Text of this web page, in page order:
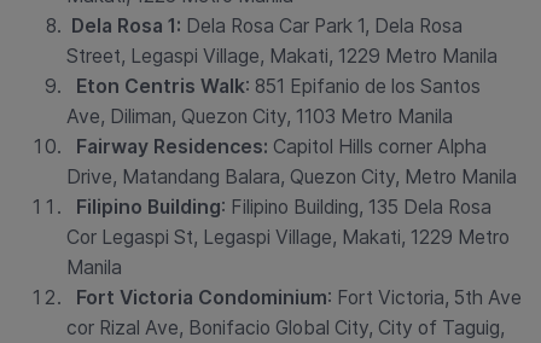
Dela Rosa 1: Dela Rosa Car Park 1, Dela Rosa
Street, Legaspi Village, Makati, 1229 Metro Manila
Eton Centris Walk: 851 Epifanio de los Santos
Ave, Diliman, Quezon City, 1103 Metro Manila
Fairway Residences: Capitol Hills corner Alpha
Drive, Matandang Balara, Quezon City, Metro Manila
Filipino Building: Filipino Building, 135 Dela Rosa
Cor Legaspi St, Legaspi Village, Makati, 1229 Metro
Manila
Fort Victoria Condominium: Fort Victoria, 5th Ave
cor Rizal Ave, Bonifacio Global City, City of Taguig,